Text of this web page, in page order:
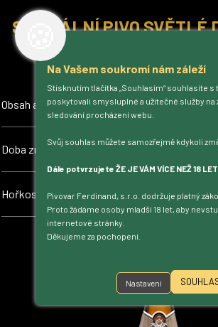
Na Vašem soukromí nám záleží
Stisknutím tlačítka „Souhlasím“ souhlasíte s
poskytovali smysluplné a užitečné služby na
sledování procházení webu.
Svůj souhlas můžete samozřejmě kdykoli
Dále potvrzujete ŽE JE VÁM VÍCE NEŽ 18
Pivovar Ferdinand, s.r.o. dodržuje platný
Proto žádáme osoby mladší 18 let, aby
internetové stránky.
Děkujeme za pochopení.
Nastavení
SPECIÁLNÍ PIVO SVĚTLÉ
Obsah alkoholu
Doba zrání
Hořkost